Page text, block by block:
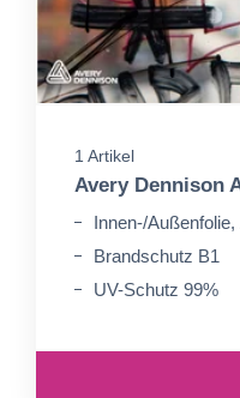
1 Artikel
Avery Dennison
Innen-/
Brandschutz B1
UV-Schutz 99%